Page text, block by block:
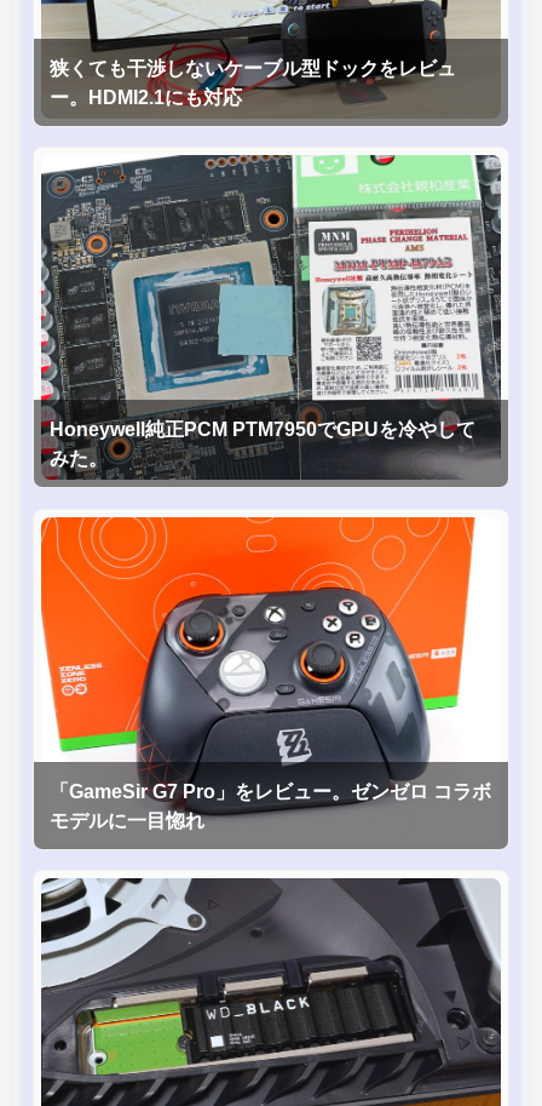
狭くても干渉しないケーブル型ドックをレビュ
ー。HDMI2.1にも対応
Honeywell純正PCM PTM7950でGPUを冷やして
みた。
「GameSir G7 Pro」をレビュー。ゼンゼロ コラボ
モデルに一目惚れ